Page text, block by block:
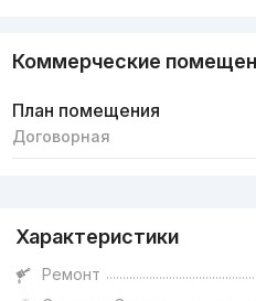
Коммерческие
План помещения
Договорная
Характеристики
Ремонт